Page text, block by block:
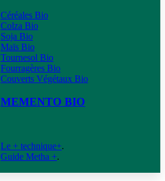
Céréales Bio
Colza Bio
Soja Bio
Maïs Bio
Tournesol Bio
Fourragères Bio
Couverts Végétaux Bio
MEMENTO BIO
Le + technique+.
Guide Metha +.